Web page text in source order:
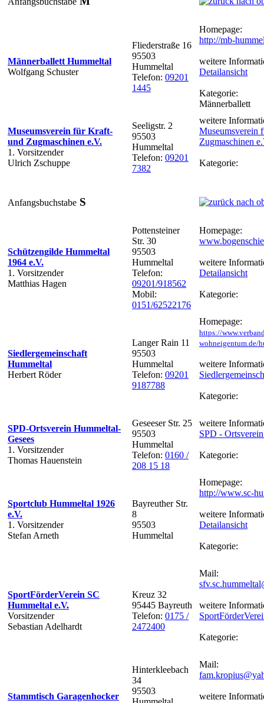
Männerballett Hummeltal
Wolfgang Schuster
Fliederstraße 16
95503
Hummeltal
Telefon: 09201
1445
Homepage:
http://mb-
weitere
Detailansicht
Kategorie:
Männerballett
Museumsverein für Kraft-
und Zugmaschinen e.V.
1. Vorsitzender
Ulrich Zschuppe
Seeligstr. 2
95503
Hummeltal
Telefon: 09201
7382
weitere
Museumsverein
Zugmaschinen
Kategorie:
Anfangsbuchstabe S
Schützengilde Hummeltal
1964 e.V.
1. Vorsitzender
Matthias Hagen
Pottensteiner
Str. 30
95503
Hummeltal
Telefon:
09201/918562
Mobil:
0151/62522176
Homepage:
weitere
Detailansicht
Kategorie:
Siedlergemeinschaft
Hummeltal
Herbert Röder
Langer Rain 11
95503
Hummeltal
Telefon: 09201
9187788
Homepage:
https://
wohneigentum.de/
weitere
Kategorie:
SPD-Ortsverein Hummeltal-
Gesees
1. Vorsitzender
Thomas Hauenstein
Geseeser Str. 25
95503
Hummeltal
Telefon: 0160 /
208 15 18
weitere
SPD -
Kategorie:
Sportclub Hummeltal 1926
e.V.
1. Vorsitzender
Stefan Arneth
Bayreuther Str.
8
95503
Hummeltal
Homepage:
http://www.sc-
weitere
Detailansicht
Kategorie:
SportFörderVerein SC
Hummeltal e.V.
Vorsitzender
Sebastian Adelhardt
Kreuz 32
95445 Bayreuth
Telefon: 0175 /
2472400
Mail:
weitere
Kategorie:
Stammtisch Garagenhocker
Hinterkleebach
34
95503
Mail:
weitere